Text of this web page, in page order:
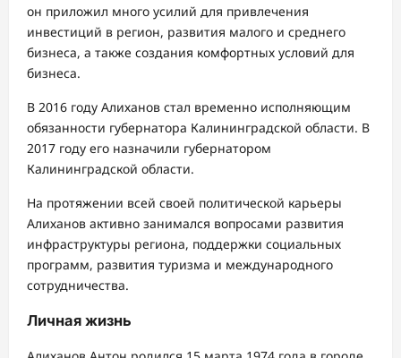
он приложил много усилий для привлечения
инвестиций в регион, развития малого и среднего
бизнеса, а также создания комфортных условий для
бизнеса.
В 2016 году Алиханов стал временно исполняющим
обязанности губернатора Калининградской области. В
2017 году его назначили губернатором
Калининградской области.
На протяжении всей своей политической карьеры
Алиханов активно занимался вопросами развития
инфраструктуры региона, поддержки социальных
программ, развития туризма и международного
сотрудничества.
Личная жизнь